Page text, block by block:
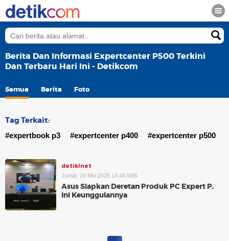
Berita Dan Informasi Expertcenter P500 Terkini
Dan Terbaru Hari Ini - Detikcom
Semua Berita Foto
Tag Terkait:
#expertbook p3 #expertcenter p400 #expertcenter p500
detikInet
Jumat, 16 Mei 2025 14:46 WIB
Asus Siapkan Deretan Produk PC Expert P,
Ini Keunggulannya